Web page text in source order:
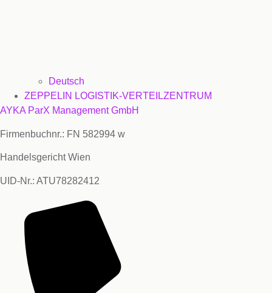
Deutsch
ZEPPELIN LOGISTIK-VERTEILZENTRUM
AYKA ParX Management GmbH
Firmenbuchnr.: FN 582994 w
Handelsgericht Wien
UID-Nr.: ATU78282412